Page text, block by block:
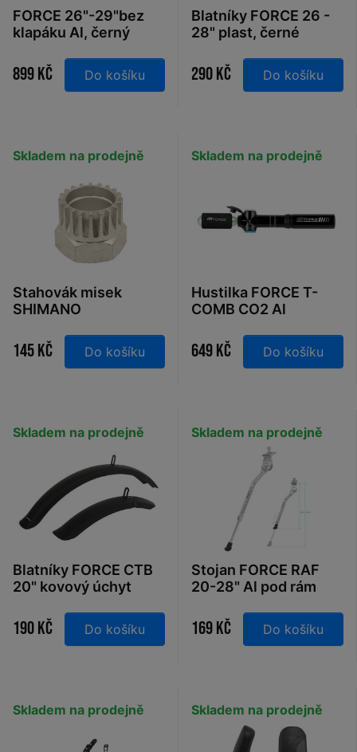
FORCE 26"-29"bez
klapáku Al, černý
899 Kč Do košíku
Blatníky FORCE 26 -
28" plast, černé
290 Kč Do košíku
Skladem na prodejně
Stahovák misek
SHIMANO
145 Kč Do košíku
Skladem na prodejně
Hustilka FORCE T-
COMB CO2 Al
649 Kč Do košíku
Skladem na prodejně
Blatníky FORCE CTB
20" kovový úchyt
190 Kč Do košíku
Skladem na prodejně
Stojan FORCE RAF
20-28" Al pod rám
stříbrný
169 Kč Do košíku
Skladem na prodejně Skladem na prodejně